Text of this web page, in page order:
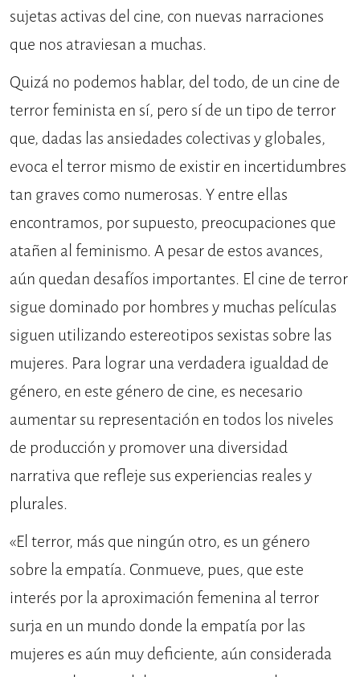
sujetas activas del cine, con nuevas narraciones
que nos atraviesan a muchas.
Quizá no podemos hablar, del todo, de un cine de
terror feminista en sí, pero sí de un tipo de terror
que, dadas las ansiedades colectivas y globales,
evoca el terror mismo de existir en incertidumbres
tan graves como numerosas. Y entre ellas
encontramos, por supuesto, preocupaciones que
atañen al feminismo. A pesar de estos avances,
aún quedan desafíos importantes. El cine de terror
sigue dominado por hombres y muchas películas
siguen utilizando estereotipos sexistas sobre las
mujeres. Para lograr una verdadera igualdad de
género, en este género de cine, es necesario
aumentar su representación en todos los niveles
de producción y promover una diversidad
narrativa que refleje sus experiencias reales y
plurales.
«El terror, más que ningún otro, es un género
sobre la empatía. Conmueve, pues, que este
interés por la aproximación femenina al terror
surja en un mundo donde la empatía por las
mujeres es aún muy deficiente, aún considerada